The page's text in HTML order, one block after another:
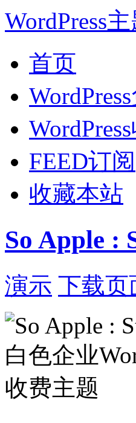
WordPress
首页
FEED订阅
收藏本站
So Apple :
演示 下载页